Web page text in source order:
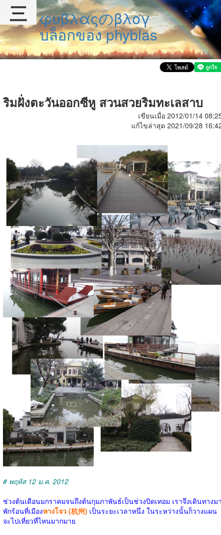
φυβλαςのβλογ
บล็อกของ phyblas
ริมฝั่งตะวันออกซีหู สวนสวยริมทะเลสาบ
เขียนเมื่อ 2012/01/14
แก้ไขล่าสุด 2021/09/28
# พฤหัส 12 ม.ค. 2012
ช่วงต้นเดือนมกราคมจนถึงต้นกุมภาพันธ์เป็นช่วงปิดเทอม เราจึงเดินทางม
พักร้อนที่เมืองหางโจว (杭州) เป็นระยะเวลาหนึ่ง ในระหว่างนั้นก็วางแผน
จะไปเที่ยวที่ไหนมากมาย
三